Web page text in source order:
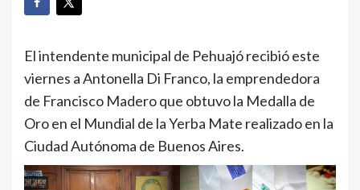
El intendente municipal de Pehuajó recibió este
viernes a Antonella Di Franco, la emprendedora
de Francisco Madero que obtuvo la Medalla de
Oro en el Mundial de la Yerba Mate realizado en la
Ciudad Autónoma de Buenos Aires.